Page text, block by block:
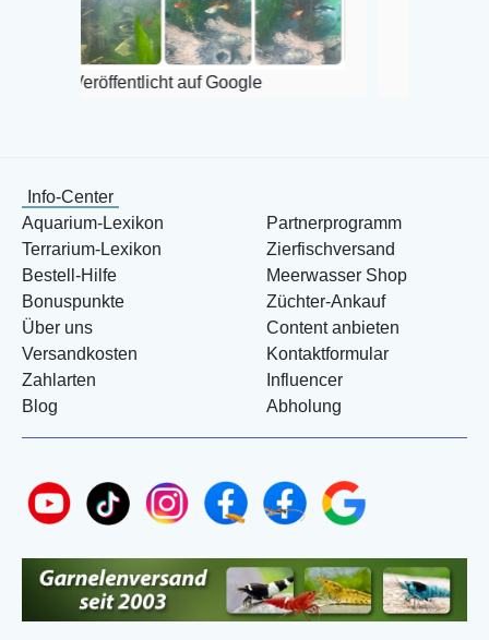
auf Google
Veröffentlicht auf Google
Info-Center
Aquarium-Lexikon
Terrarium-Lexikon
Bestell-Hilfe
Bonuspunkte
Über uns
Versandkosten
Zahlarten
Blog
Partnerprogramm
Zierfischversand
Meerwasser Shop
Züchter-Ankauf
Content anbieten
Kontaktformular
Influencer
Abholung